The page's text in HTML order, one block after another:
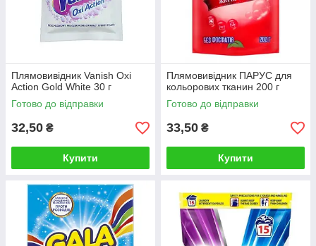
Плямовивідник Vanish Oxi
Action Gold White 30 г
Готово до відправки
32,50 ₴
Купити
Плямовивідник ПАРУС для
кольорових тканин 200 г
Готово до відправки
33,50 ₴
Купити